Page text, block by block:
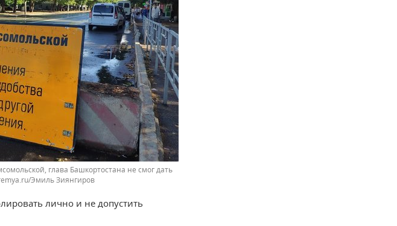
глава Башкортостана не смог дать
Эмиль Зиянгиров
лично и не допустить